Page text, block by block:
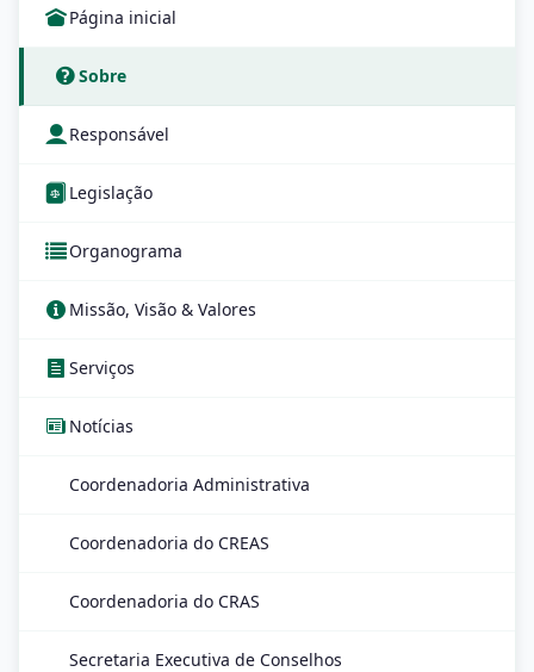
Página inicial
Sobre
Responsável
Legislação
Organograma
Missão, Visão & Valores
Serviços
Notícias
Coordenadoria Administrativa
Coordenadoria do CREAS
Coordenadoria do CRAS
Secretaria Executiva de Conselhos